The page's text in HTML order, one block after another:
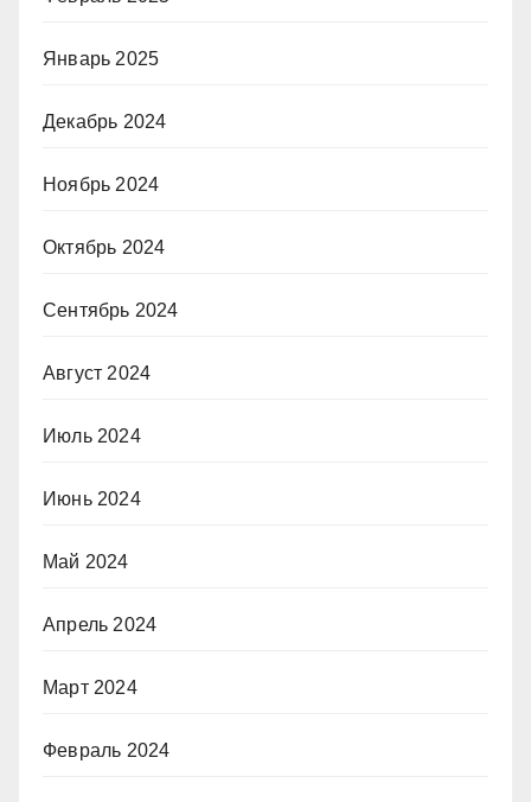
Январь 2025
Декабрь 2024
Ноябрь 2024
Октябрь 2024
Сентябрь 2024
Август 2024
Июль 2024
Июнь 2024
Май 2024
Апрель 2024
Март 2024
Февраль 2024